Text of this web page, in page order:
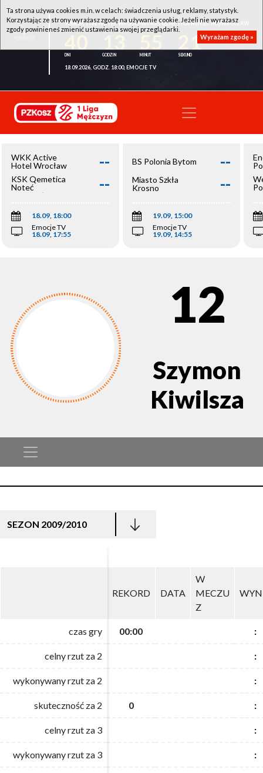
WKK ACTIVE HOTEL WROCŁAW - KSK QEMETICA NOTEĆ INOWROCŁAW
21
18.09.2026, GODZ. 18:00, EMOCJE TV
WKK Active
Hotel Wrocław
--
KSK Qemetica
Noteć
Inowrocław
--
18.09, 18:00
Emocje TV
18.09, 17:55
BS Polonia Bytom --
Miasto Szkła
Krosno
--
19.09, 15:00
Emocje TV
19.09, 14:55
12
Szymon
Kiwilsza
SEZON 2009/2010
REKORD DATA
W
MECZU
Z
czas gry 00:00 :
celny rzut za 2 :
wykonywany rzut za 2 :
skuteczność za 2 0 :
celny rzut za 3 :
wykonywany rzut za 3 :
REKORD DATA
W
MECZU
Z
czas gry 00:00 :
celny rzut za 2 :
wykonywany rzut za 2 :
skuteczność za 2 0 :
celny rzut za 3 :
wykonywany rzut za 3 :
Ta strona używa cookies m.in. w celach: świadczenia usług, reklamy, statystyk.
Korzystając ze strony wyrażasz zgodę na używanie cookie. Jeżeli nie wyrażasz
zgody powinieneś zmienić ustawienia swojej przeglądarki.
Wyrażam zgodę »